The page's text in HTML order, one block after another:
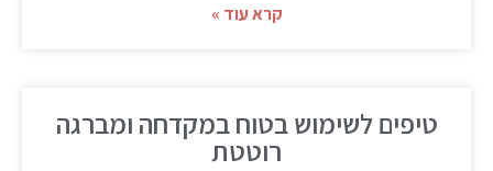
קרא עוד »
טיפים לשימוש בטוח במקדחה ומברגה
רוטטת